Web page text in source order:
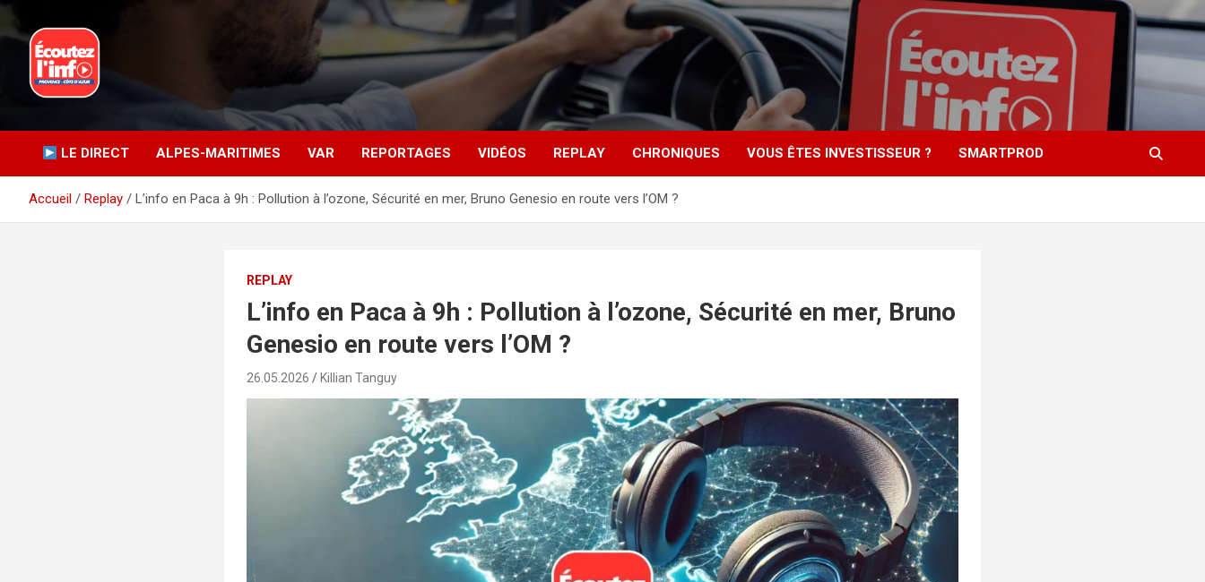
Aller
au
contenu
Ecoutez l’info
LE DIRECT ALPES-MARITIMES VAR REPORTAGES VIDÉOS REPLAY CHRONIQUES VOUS ÊTES INVESTISSEUR ? SMARTPROD
Accueil Replay L’info en Paca à 9h : Pollution à l’ozone, Sécurité en mer, Bruno Genesio en route vers l’OM ?
REPLAY
L’info en Paca à 9h : Pollution à l’ozone, Sécurité en mer, Bruno
Genesio en route vers l’OM ?
26.05.2026 Killian Tanguy